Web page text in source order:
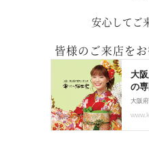
安心してご
皆様のご来店を